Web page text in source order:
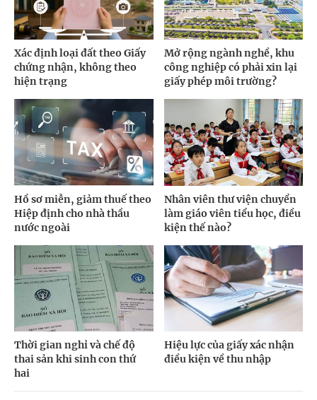
Xác định loại đất theo Giấy
chứng nhận, không theo
hiện trạng
Mở rộng ngành nghề, khu
công nghiệp có phải xin lại
giấy phép môi trường?
Hồ sơ miễn, giảm thuế theo
Hiệp định cho nhà thầu
nước ngoài
Nhân viên thư viện chuyển
làm giáo viên tiểu học, điều
kiện thế nào?
Thời gian nghỉ và chế độ
thai sản khi sinh con thứ
hai
Hiệu lực của giấy xác nhận
điều kiện về thu nhập